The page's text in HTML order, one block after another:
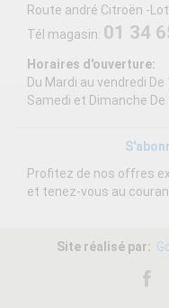
Route andré Citroën -Lot
Tél magasin: 01 34
Horaires d'ouverture:
Du Mardi au vendredi De
Samedi et Dimanche De
Profitez de nos offres
et tenez-vous au
Site réalisé par: